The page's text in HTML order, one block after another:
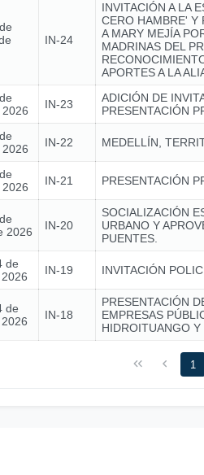
IN-24
INVITACIÓN A LA
CERO HAMBRE' Y
A MARY MEJÍA
MADRINAS DEL
APORTES A LA
IN-23
ADICIÓN DE
PRESENTACIÓN
IN-22 MEDELLÍN,
IN-21 PRESENTACIÓN
2026
IN-20
SOCIALIZACIÓN
URBANO Y
PUENTES.
de
IN-19 INVITACIÓN
de
IN-18
PRESENTACIÓN
EMPRESAS
HIDROITUANGO
1